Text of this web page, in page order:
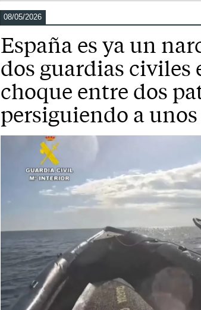
08/05/2026
España es ya un
dos guardias civiles
choque entre dos
persiguiendo a